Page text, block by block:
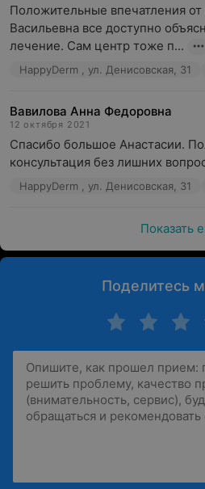
Положительные впечатления
Васильевна все доступно
лечение. Сам центр тоже п...
HappyDerm , ул. Денисовская, 31
Вавилова Анна Федоровна
12 октября 2021
Спасибо большое Анастасии.
консультация без лишних
HappyDerm , ул. Денисовская, 31
Показать
Поделитесь